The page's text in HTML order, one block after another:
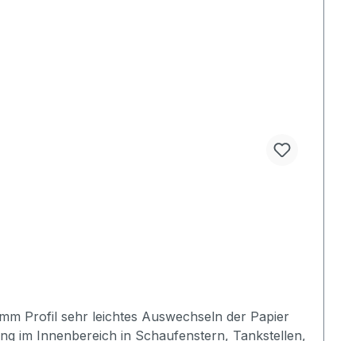
Profil sehr leichtes Auswechseln der Papier
im Innenbereich in Schaufenstern, Tankstellen,